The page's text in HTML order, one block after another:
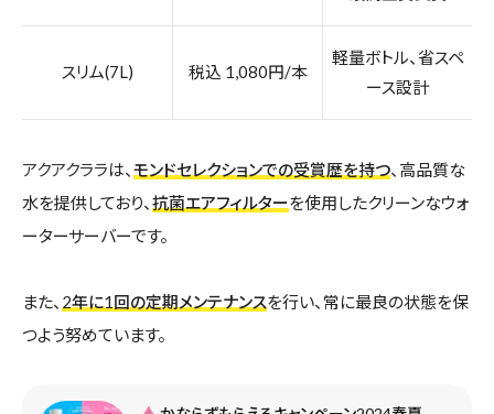
スリム(7L) 税込 1,080円/本
軽量ボトル、省スペ
ース設計
アクアクララは、 モンドセレクションでの受賞歴を持つ、高品質な
水を提供しており、 抗菌エアフィルターを使用したクリーンなウォ
ーターサーバーです。
また、 2年に1回の定期メンテナンスを行い、常に最良の状態を保
つよう努めています。